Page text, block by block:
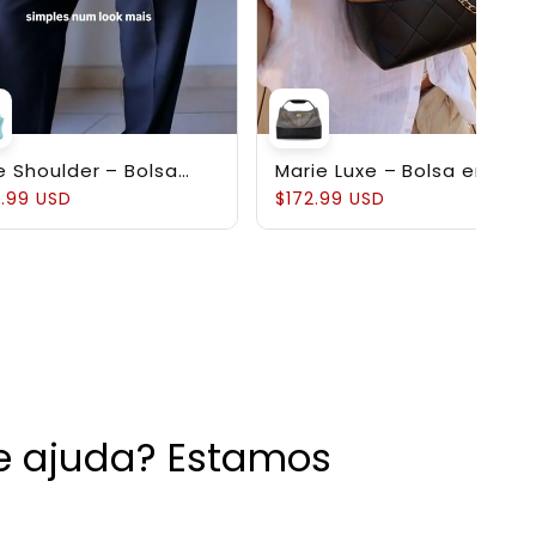
Shoulder – Bolsa
em Couro
USD
Marie Luxe – Bolsa em
Couro Genuíno
$172.99 USD
ajuda? Estamos